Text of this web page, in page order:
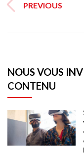
PREVIOUS
NOUS VOUS
CONTENU